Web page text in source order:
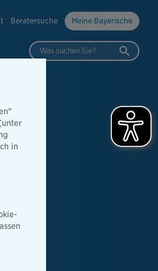
Beratersuche Meine Bayerische
Was suchen Sie?
in